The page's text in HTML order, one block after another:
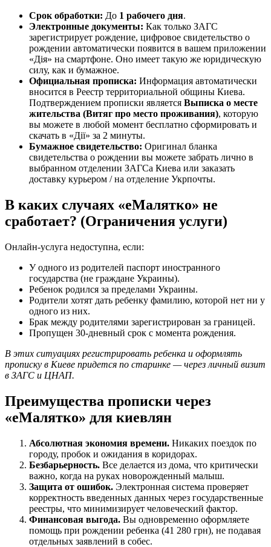
Срок обработки: До 1 рабочего дня.
Электронные документы: Как только ЗАГС
зарегистрирует рождение, цифровое свидетельство о
рождении автоматически появится в вашем приложении
«Дія» на смартфоне. Оно имеет такую же юридическую
силу, как и бумажное.
Официальная прописка: Информация автоматически
вносится в Реестр территориальной общины Киева.
Подтверждением прописки является Выписка о месте
жительства (Витяг про место проживания), которую
вы можете в любой момент бесплатно сформировать и
скачать в «Дії» за 2 минуты.
Бумажное свидетельство: Оригинал бланка
свидетельства о рождении вы можете забрать лично в
выбранном отделении ЗАГСа Киева или заказать
доставку курьером / на отделение Укрпочты.
В каких случаях «еМалятко» не
сработает? (Ограничения услуги)
Онлайн-услуга недоступна, если:
У одного из родителей паспорт иностранного
государства (не граждане Украины).
Ребенок родился за пределами Украины.
Родители хотят дать ребенку фамилию, которой нет ни у
одного из них.
Брак между родителями зарегистрирован за границей.
Пропущен 30-дневный срок с момента рождения.
В этих ситуациях регистрировать ребенка и оформлять
прописку в Киеве придется по старинке — через личный визит
в ЗАГС и ЦНАП.
Преимущества прописки через
«еМалятко» для киевлян
Абсолютная экономия времени. Никаких поездок по
городу, пробок и ожидания в коридорах.
Безбарьерность. Все делается из дома, что критически
важно, когда на руках новорожденный малыш.
Защита от ошибок. Электронная система проверяет
корректность введенных данных через государственные
реестры, что минимизирует человеческий фактор.
Финансовая выгода. Вы одновременно оформляете
помощь при рождении ребенка (41 280 грн), не подавая
отдельных заявлений в собес.